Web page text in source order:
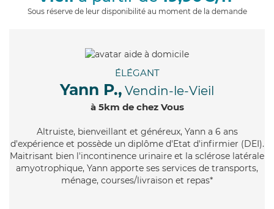
Sous réserve de leur disponibilité au moment de la demande
ÉLÉGANT
Yann P., Vendin-le-Vieil
à 5km de chez Vous
Altruiste, bienveillant et généreux, Yann a 6 ans
d'expérience et possède un diplôme d'Etat d'infirmier (DEI).
Maitrisant bien l'incontinence urinaire et la sclérose latérale
amyotrophique, Yann apporte ses services de transports,
ménage, courses/livraison et repas*